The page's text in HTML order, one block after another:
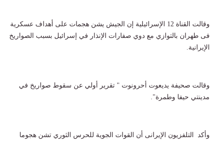
وقالت القناة 12 الإسرائيلية إن الجيش يشن هجمات على أهداف عسكرية
فى طهران بالتوازي مع دوي صفارات الإنذار في إسرائيل بسبب الصواريخ
الإيرانية.
وقالت صحيفة يديعوت أحرونوت " تقرير أولي عن سقوط صواريخ في
مدينتي حيفا وطمرة".
وأكد التلفزيون الإيرانى أن القوات الجوية للحرس الثوري تشن هجوما